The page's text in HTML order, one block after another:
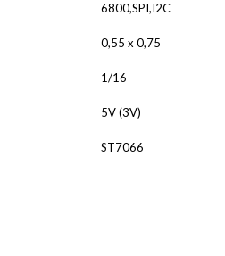
6800,SPI,I2C
0,55 x 0,75
1/16
5V (3V)
ST7066